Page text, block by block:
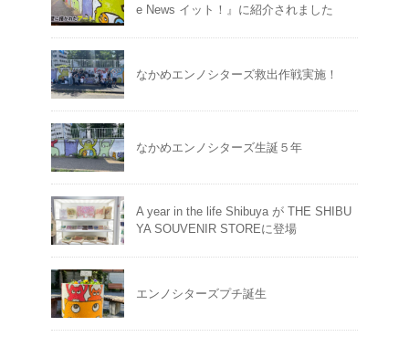
e News イット！』に紹介されました
なかめエンノシターズ救出作戦実施！
なかめエンノシターズ生誕５年
A year in the life Shibuya が THE SHIBU
YA SOUVENIR STOREに登場
エンノシターズプチ誕生